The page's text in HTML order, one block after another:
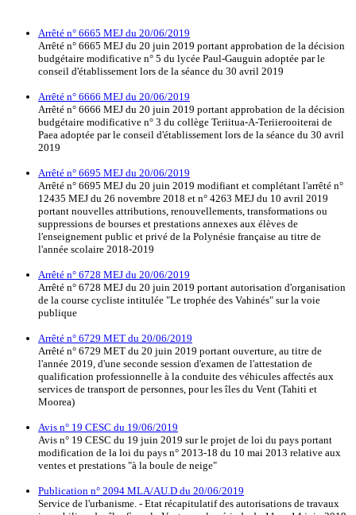
Arrêté n° 6665 MEJ du 20/06/2019
Arrêté n° 6665 MEJ du 20 juin 2019 portant approbation de la décision
budgétaire modificative n° 5 du lycée Paul-Gauguin adoptée par le
conseil d'établissement lors de la séance du 30 avril 2019
Arrêté n° 6666 MEJ du 20/06/2019
Arrêté n° 6666 MEJ du 20 juin 2019 portant approbation de la décision
budgétaire modificative n° 3 du collège Teriitua-A-Teriierooiterai de
Paea adoptée par le conseil d'établissement lors de la séance du 30 avril
2019
Arrêté n° 6695 MEJ du 20/06/2019
Arrêté n° 6695 MEJ du 20 juin 2019 modifiant et complétant l'arrêté n°
12435 MEJ du 26 novembre 2018 et n° 4263 MEJ du 10 avril 2019
portant nouvelles attributions, renouvellements, transformations ou
suppressions de bourses et prestations annexes aux élèves de
l'enseignement public et privé de la Polynésie française au titre de
l'année scolaire 2018-2019
Arrêté n° 6728 MEJ du 20/06/2019
Arrêté n° 6728 MEJ du 20 juin 2019 portant autorisation d'organisation
de la course cycliste intitulée "Le trophée des Vahinés" sur la voie
publique
Arrêté n° 6729 MET du 20/06/2019
Arrêté n° 6729 MET du 20 juin 2019 portant ouverture, au titre de
l'année 2019, d'une seconde session d'examen de l'attestation de
qualification professionnelle à la conduite des véhicules affectés aux
services de transport de personnes, pour les îles du Vent (Tahiti et
Moorea)
Avis n° 19 CESC du 19/06/2019
Avis n° 19 CESC du 19 juin 2019 sur le projet de loi du pays portant
modification de la loi du pays n° 2013-18 du 10 mai 2013 relative aux
ventes et prestations "à la boule de neige"
Publication n° 2094 MLA/AU.D du 20/06/2019
Service de l'urbanisme. - Etat récapitulatif des autorisations de travaux